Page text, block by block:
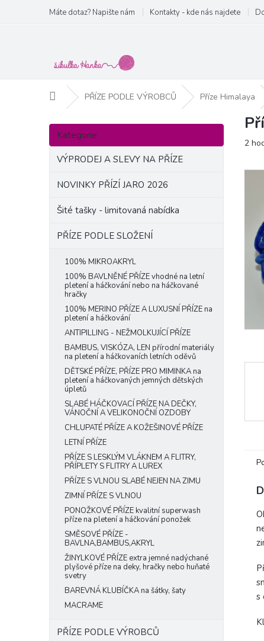
obsah
Máte dotaz? Napište nám Kontakty - kde nás najdete
Domů PŘÍZE PODLE VÝROBCŮ Příze Himalaya
P
s
Přeskočit
kategorie
Kategorie
VÝPRODEJ A SLEVY NA PŘÍZE
NOVINKY PŘÍZÍ JARO 2026
Šité tašky - limitovaná nabídka
PŘÍZE PODLE SLOŽENÍ
100% MIKROAKRYL
100% BAVLNĚNÉ PŘÍZE vhodné na letní
pletení a háčkování nebo na háčkované
hračky
100% MERINO PŘÍZE A LUXUSNÍ PŘÍZE na
pletení a háčkování
ANTIPILLING - NEŽMOLKUJÍCÍ PŘÍZE
BAMBUS, VISKÓZA, LEN přírodní materiály
na pletení a háčkovaních letních oděvů
DĚTSKÉ PŘÍZE, PŘÍZE PRO MIMINKA na
pletení a háčkovaných jemných dětských
úpletů
SLABÉ HÁČKOVACÍ PŘÍZE NA DEČKY,
VÁNOČNÍ A VELIKONOČNÍ OZDOBY
CHLUPATÉ PŘÍZE A KOŽEŠINOVÉ PŘÍZE
LETNÍ PŘÍZE
PŘÍZE S LESKLÝM VLÁKNEM A FLITRY,
PŘÍPLETY S FLITRY A LUREX
PŘÍZE S VLNOU SLABÉ NEJEN NA ZIMU
ZIMNÍ PŘÍZE S VLNOU
PONOŽKOVÉ PŘÍZE kvalitní superwash
příze na pletení a háčkování ponožek
SMĚSOVÉ PŘÍZE -
BAVLNA,BAMBUS,AKRYL
ŽINYLKOVÉ PŘÍZE extra jemné nadýchané
plyšové příze na deky, hračky nebo huňaté
svetry
BAREVNÁ KLUBÍČKA na šátky, šaty
MACRAME
PŘÍZE PODLE VÝROBCŮ
2
s